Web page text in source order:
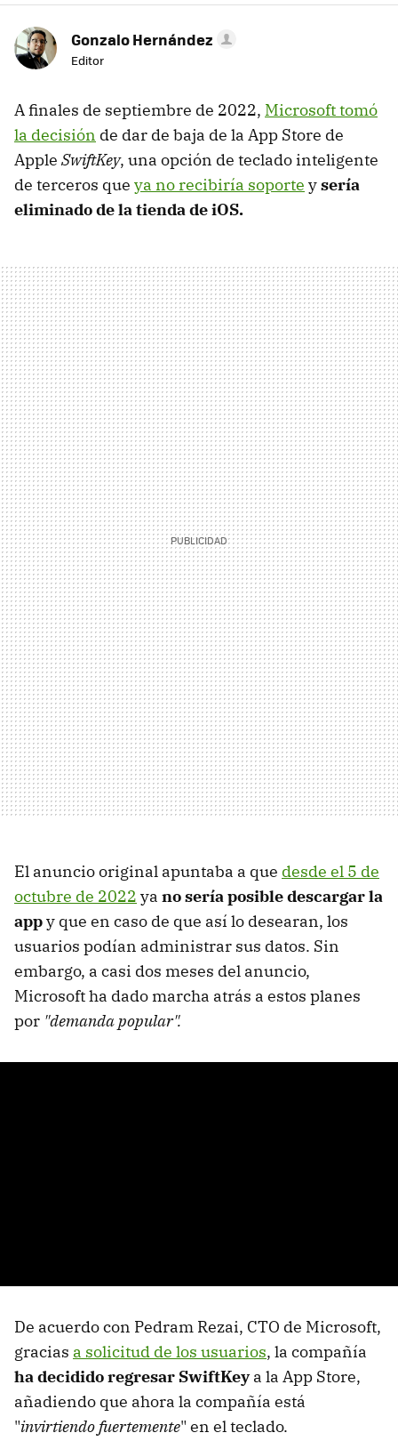
Gonzalo Hernández
Editor
A finales de septiembre de 2022, Microsoft tomó
la decisión de dar de baja de la App Store de
Apple SwiftKey, una opción de teclado inteligente
de terceros que ya no recibiría soporte ysería
eliminado de la tienda de iOS.
El anuncio original apuntaba a que desde el 5 de
octubre de 2022 ya no sería posible descargar la
appy que en caso de que así lo desearan, los
usuarios podían administrar sus datos. Sin
embargo, a casi dos meses del anuncio,
Microsoft ha dado marcha atrás a estos planes
por "demanda popular".
De acuerdo con Pedram Rezai, CTO de Microsoft,
gracias a solicitud de los usuarios, la compañía
ha decidido regresar SwiftKeya la App Store,
añadiendo que ahora la compañía está
"invirtiendo fuertemente" en el teclado.